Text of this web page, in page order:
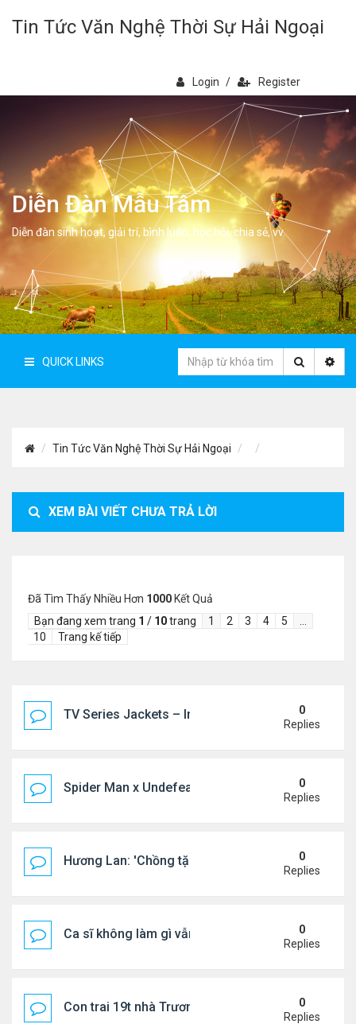
Tin Tức Văn Nghệ Thời Sự Hải Ngoại
Login / Register
Diễn Đàn Mẫu Tâm
Diễn đàn sinh hoạt, giải trí, bình luân, học hỏi, chia sẻ, vv.
QUICK LINKS
Tin Tức Văn Nghệ Thời Sự Hải Ngoại
XEM BÀI VIẾT CHƯA TRẢ LỜI
Đã Tìm Thấy Nhiều Hơn 1000 Kết Quả
Bạn đang xem trang 1 / 10trang 1 2 3 4 5
10
Trang kế tiếp
TV Series Jackets – Inspired by Iconic Television
0
Replies
Spider Man x Undefeated FW26 Varsity Jacket –
0
Replies
Hương Lan: 'Chồng tặng tôi khu vườn tình yêu'
0
Replies
Ca sĩ không làm gì vẫn kiếm được 400 triệu đồng/
0
Replies
Con trai 19t nhà Trương Bá Chi - Tạ Đình Phong
0
Replies